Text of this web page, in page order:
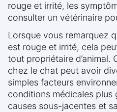
rouge et irrité, les
consulter un vétérinaire
Lorsque vous remarquez
est rouge et irrité, cela
tout propriétaire d’animal.
chez le chat peut avoir
simples facteurs
conditions médicales plus
causes sous-jacentes et